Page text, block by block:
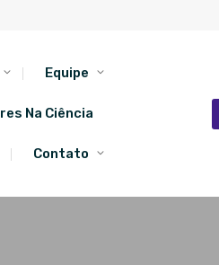
Equipe
Na Ciência
Contato